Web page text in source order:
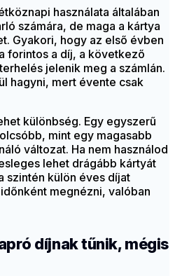
használata általában
számára, de maga a kártya
Gyakori, hogy az első évben
forintos a díj, a következő
jelenik meg a számlán.
hagyni, mert évente csak
különbség. Egy egyszerű
mint egy magasabb
változat. Ha nem használod
lehet drágább kártyát
szintén külön éves díjat
megnézni, valóban
díjnak tűnik, mégis